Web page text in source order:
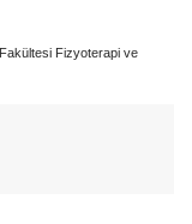
Fizyoterapi ve